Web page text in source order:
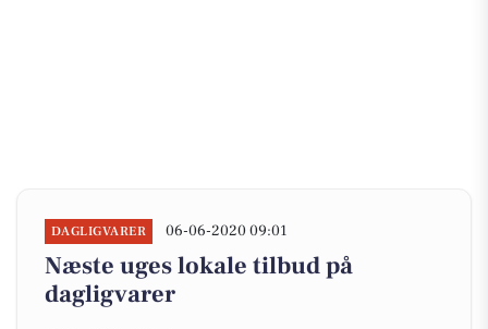
DAGLIGVARER 06-06-2020 09:01
Næste uges lokale tilbud på
dagligvarer